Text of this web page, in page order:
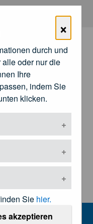
×
durch und
oder nur die
Ihre
indem Sie
klicken.
Sie hier.
akzeptieren